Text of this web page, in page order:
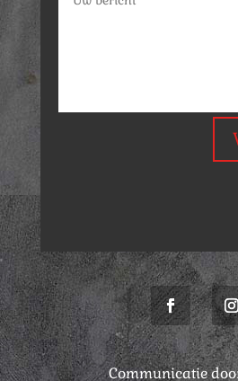
Communicatie